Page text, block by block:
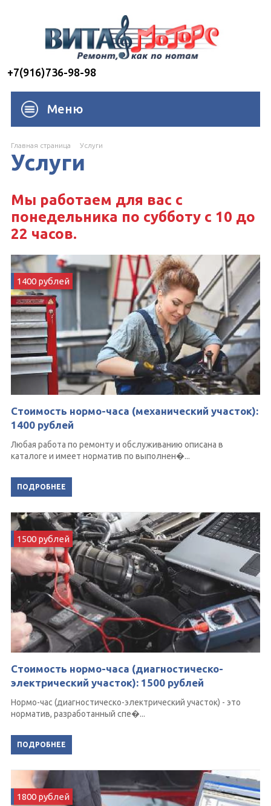
+7(916)736-98-98
Меню
Главная страница Услуги
Услуги
Мы работаем для вас с
понедельника по субботу с 10 до
22 часов.
1400 рублей
Стоимость нормо-часа (механический участок):
1400 рублей
Любая работа по ремонту и обслуживанию описана в
каталоге и имеет норматив по выполнен�...
ПОДРОБНЕЕ
1500 рублей
Стоимость нормо-часа (диагностическо-
электрический участок): 1500 рублей
Нормо-час (диагностическо-электрический участок) - это
норматив, разработанный спе�...
ПОДРОБНЕЕ
1800 рублей